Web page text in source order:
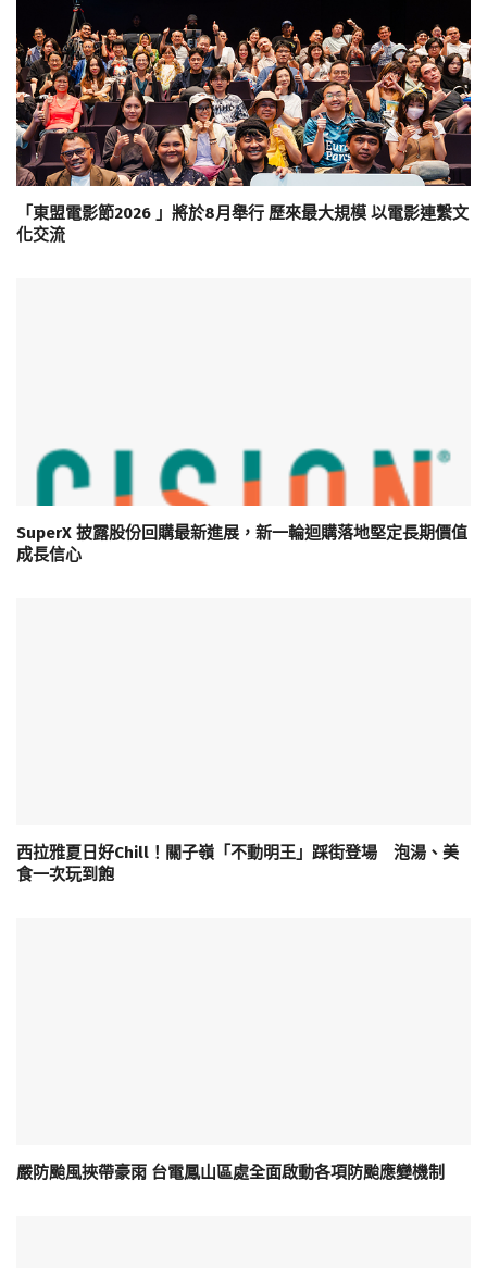
「東盟電影節2026 」將於8月舉行 歷來最大規模 以電影連繫文
化交流
SuperX 披露股份回購最新進展，新一輪迴購落地堅定長期價值
成長信心
西拉雅夏日好Chill！關子嶺「不動明王」踩街登場 泡湯、美
食一次玩到飽
嚴防颱風挾帶豪雨 台電鳳山區處全面啟動各項防颱應變機制